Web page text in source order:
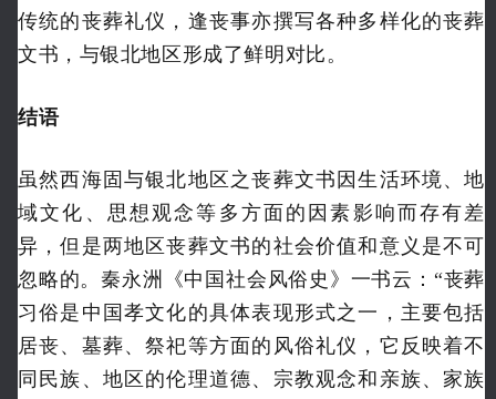
传统的丧葬礼仪，逢丧事亦撰写各种多样化的丧葬
文书，与银北地区形成了鲜明对比。
结语
虽然西海固与银北地区之丧葬文书因生活环境、地
域文化、思想观念等多方面的因素影响而存有差
异，但是两地区丧葬文书的社会价值和意义是不可
忽略的。秦永洲《中国社会风俗史》一书云：“丧葬
习俗是中国孝文化的具体表现形式之一，主要包括
居丧、墓葬、祭祀等方面的风俗礼仪，它反映着不
同民族、地区的伦理道德、宗教观念和亲族、家族